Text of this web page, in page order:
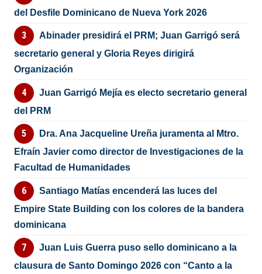
del Desfile Dominicano de Nueva York 2026
Abinader presidirá el PRM; Juan Garrigó será
secretario general y Gloria Reyes dirigirá
Organización
Juan Garrigó Mejía es electo secretario general
del PRM
Dra. Ana Jacqueline Ureña juramenta al Mtro.
Efraín Javier como director de Investigaciones de la
Facultad de Humanidades
Santiago Matías encenderá las luces del
Empire State Building con los colores de la bandera
dominicana
Juan Luis Guerra puso sello dominicano a la
clausura de Santo Domingo 2026 con “Canto a la